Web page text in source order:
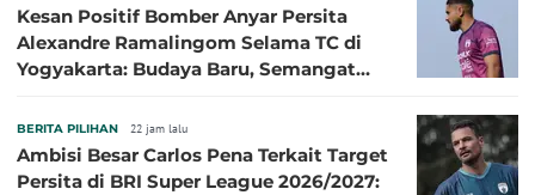
Kesan Positif Bomber Anyar Persita
Alexandre Ramalingom Selama TC di
Yogyakarta: Budaya Baru, Semangat
BERITA PILIHAN 22 jam lalu
Ambisi Besar Carlos Pena Terkait Target
Persita di BRI Super League 2026/2027: